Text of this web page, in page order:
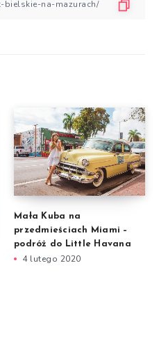
Mała Kuba na
przedmieściach Miami –
podróż do Little Havana
4 lutego 2020